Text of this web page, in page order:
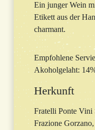
Ein junger Wein
Etikett aus der
charmant.
Empfohlene
Akoholgelaht:
Herkunft
Fratelli Ponte Vini
Frazione